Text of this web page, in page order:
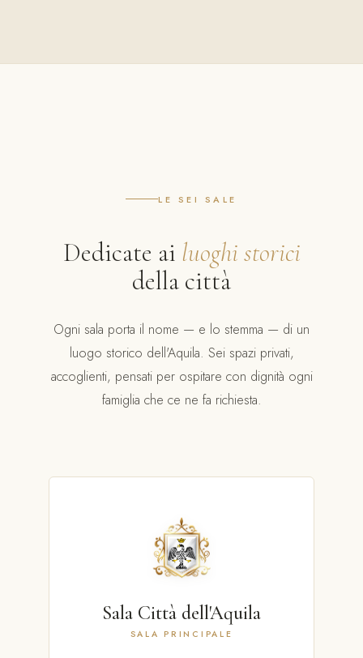
LE SEI SALE
Dedicate ai luoghi storici
della città
Ogni sala porta il nome — e lo stemma — di un
luogo storico dell'Aquila. Sei spazi privati,
accoglienti, pensati per ospitare con dignità ogni
famiglia che ce ne fa richiesta.
Sala Città dell'Aquila
SALA PRINCIPALE